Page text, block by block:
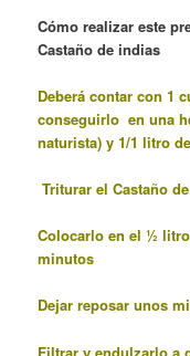
Cómo realizar este
Castaño de indias
Deberá contar con 1
conseguirlo en una
naturista) y 1/1 litro
Triturar el Castaño
Colocarlo en el ½
minutos
Dejar reposar unos
Filtrar y endulzarlo a